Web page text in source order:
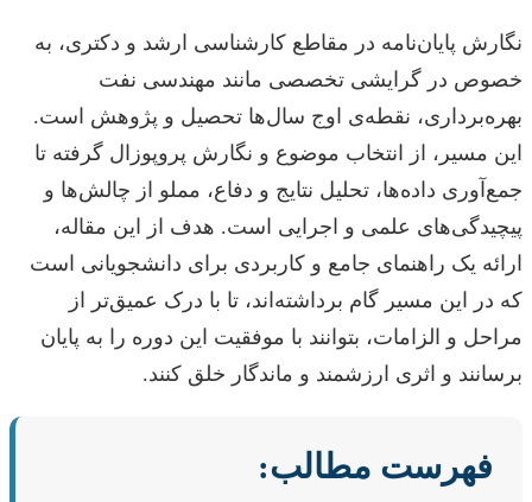
نگارش پایان‌نامه در مقاطع کارشناسی ارشد و دکتری، به
خصوص در گرایشی تخصصی مانند مهندسی نفت
بهره‌برداری، نقطه‌ی اوج سال‌ها تحصیل و پژوهش است.
این مسیر، از انتخاب موضوع و نگارش پروپوزال گرفته تا
جمع‌آوری داده‌ها، تحلیل نتایج و دفاع، مملو از چالش‌ها و
پیچیدگی‌های علمی و اجرایی است. هدف از این مقاله،
ارائه یک راهنمای جامع و کاربردی برای دانشجویانی است
که در این مسیر گام برداشته‌اند، تا با درک عمیق‌تر از
مراحل و الزامات، بتوانند با موفقیت این دوره را به پایان
برسانند و اثری ارزشمند و ماندگار خلق کنند.
فهرست مطالب: